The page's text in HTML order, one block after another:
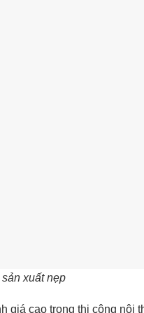
xuất nẹp
giá cao trong thi công nội